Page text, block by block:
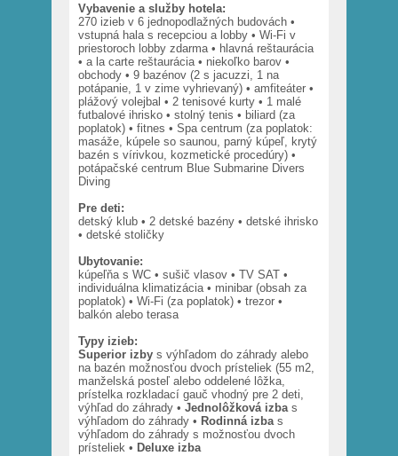
Vybavenie a služby hotela:
270 izieb v 6 jednopodlažných budovách •
vstupná hala s recepciou a lobby • Wi-Fi v
priestoroch lobby zdarma • hlavná reštaurácia
• a la carte reštaurácia • niekoľko barov •
obchody • 9 bazénov (2 s jacuzzi, 1 na
potápanie, 1 v zime vyhrievaný) • amfiteáter •
plážový volejbal • 2 tenisové kurty • 1 malé
futbalové ihrisko • stolný tenis • biliard (za
poplatok) • fitnes • Spa centrum (za poplatok:
masáže, kúpele so saunou, parný kúpeľ, krytý
bazén s vírivkou, kozmetické procedúry) •
potápačské centrum Blue Submarine Divers
Diving
Pre deti:
detský klub • 2 detské bazény • detské ihrisko
• detské stoličky
Ubytovanie:
kúpeľňa s WC • sušič vlasov • TV SAT •
individuálna klimatizácia • minibar (obsah za
poplatok) • Wi-Fi (za poplatok) • trezor •
balkón alebo terasa
Typy izieb:
Superior izbys výhľadom do záhrady alebo
na bazén možnosťou dvoch prísteliek (55 m2,
manželská posteľ alebo oddelené lôžka,
prístelka rozkladací gauč vhodný pre 2 deti,
výhľad do záhrady •Jednolôžková izbas
výhľadom do záhrady • Rodinná izba s
výhľadom do záhrady s možnosťou dvoch
prísteliek • Deluxe izba